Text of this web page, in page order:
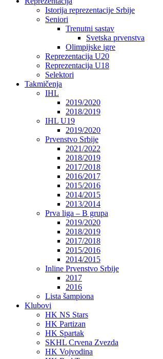
Istorija reprezentacije Srbije
Seniori
Trenutni sastav
Svetska prvenstva
Olimpijske igre
Reprezentacija U20
Reprezentacija U18
Selektori
Takmičenja
IHL
2019/2020
2018/2019
IHL U19
2019/2020
Prvenstvo Srbije
2021/2022
2018/2019
2017/2018
2016/2017
2015/2016
2014/2015
2013/2014
Prva liga – B grupa
2019/2020
2018/2019
2017/2018
2015/2016
2014/2015
Inline Prvenstvo Srbije
2017
2016
Lista šampiona
Klubovi
HK NS Stars
HK Partizan
HK Spartak
SKHL Crvena Zvezda
HK Vojvodina